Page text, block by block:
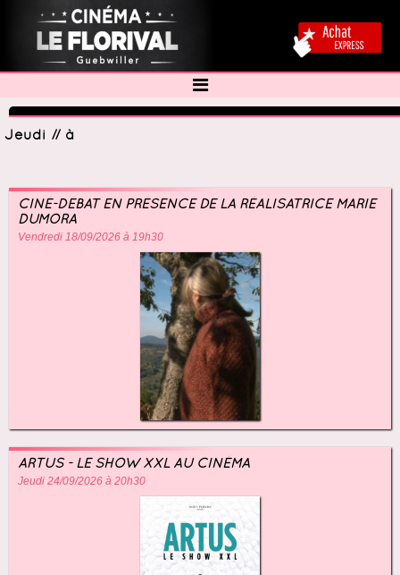
Jeudi // à
CINÉ-DÉBAT EN PRÉSENCE DE LA RÉALISATRICE MARIE
DUMORA
Vendredi 18/09/2026 à 19h30
ARTUS - LE SHOW XXL AU CINÉMA
Jeudi 24/09/2026 à 20h30